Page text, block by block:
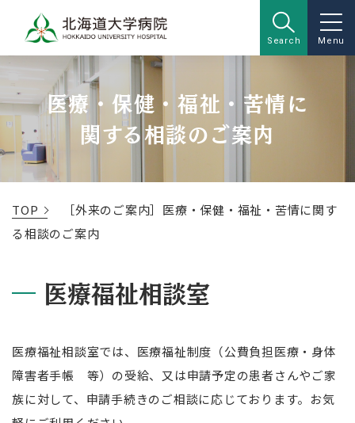
Search Menu
医療・保健・福祉・苦情に
関する相談のご案内
TOP
［外来のご案内］医療・保健・福祉・苦情に関す
る相談のご案内
医療福祉相談室
医療福祉相談室では、医療福祉制度（公費負担医療・身体
障害者手帳 等）の受給、又は申請予定の患者さんやご家
族に対して、申請手続きのご相談に応じております。お気